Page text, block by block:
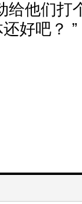
他们打
好吧？ ”